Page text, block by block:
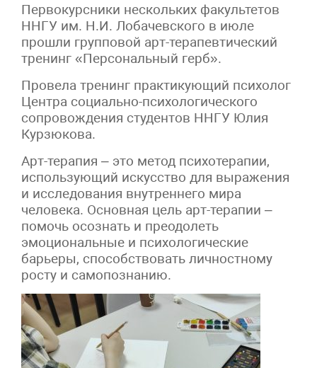
Первокурсники нескольких факультетов
ННГУ им. Н.И. Лобачевского в июле
прошли групповой арт-терапевтический
тренинг «Персональный герб».
Провела тренинг практикующий психолог
Центра социально-психологического
сопровождения студентов ННГУ Юлия
Курзюкова.
Арт-терапия – это метод психотерапии,
использующий искусство для выражения
и исследования внутреннего мира
человека. Основная цель арт-терапии –
помочь осознать и преодолеть
эмоциональные и психологические
барьеры, способствовать личностному
росту и самопознанию.